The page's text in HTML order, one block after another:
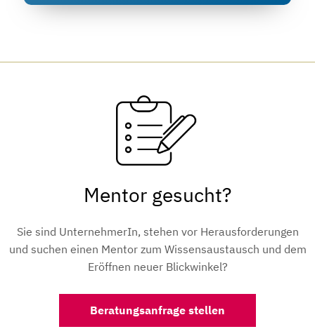
Mentor gesucht?
Sie sind UnternehmerIn, stehen vor Herausforderungen
und suchen einen Mentor zum Wissensaustausch und dem
Eröffnen neuer Blickwinkel?
Beratungsanfrage stellen